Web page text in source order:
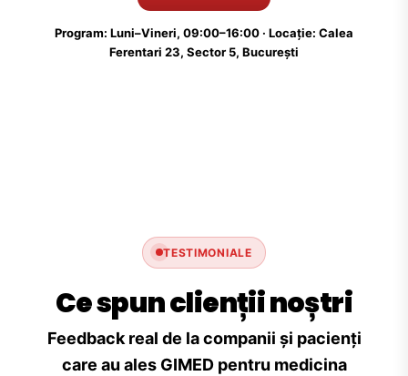
Program: Luni–Vineri, 09:00–16:00 · Locație: Calea
Ferentari 23, Sector 5, București
TESTIMONIALE
Ce spun clienții noștri
Feedback real de la companii și pacienți
care au ales GIMED pentru medicina